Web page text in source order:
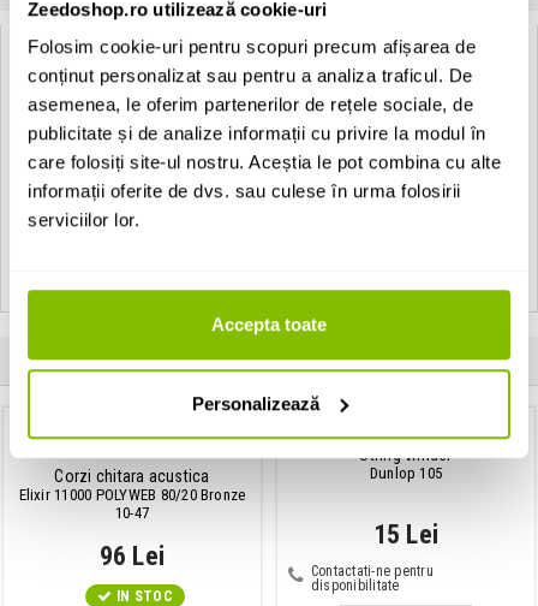
Zeedoshop.ro utilizează cookie-uri
Folosim cookie-uri pentru scopuri precum afișarea de
conținut personalizat sau pentru a analiza traficul. De
asemenea, le oferim partenerilor de rețele sociale, de
publicitate și de analize informații cu privire la modul în
care folosiți site-ul nostru. Aceștia le pot combina cu alte
informații oferite de dvs. sau culese în urma folosirii
serviciilor lor.
Accepta toate
Personalizează
Specificatii Tehnice GEWA Pick Felt
Tip Pana pentru ukulele
Culoare
Material Fetru
Clientii care au cumparat acest produs au mai cumparat si:
Corzi chitara acustica
Elixir 11000 POLYWEB 80/20 Bronze
10-47
96 Lei
IN STOC
String winder
Dunlop 105
15 Lei
Contactati-ne pentru
disponibilitate